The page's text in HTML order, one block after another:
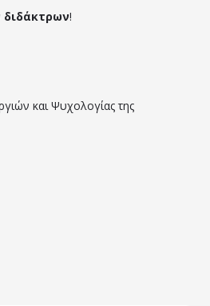
!
και Ψυχολογίας της